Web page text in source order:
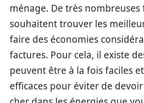
ménage. De très nombreuses
souhaitent trouver les
faire des économies
factures. Pour cela, il existe
peuvent être à la fois faciles
efficaces pour éviter de